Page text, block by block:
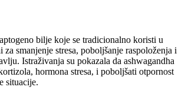
bilje koje se tradicionalno koristi u
smanjenje stresa, poboljšanje raspoloženja i
Istraživanja su pokazala da ashwagandha
hormona stresa, i poboljšati otpornost
situacije.